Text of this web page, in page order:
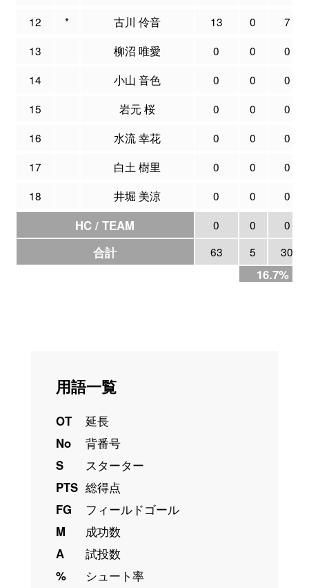
12 * 古川 伶音 13 0
7
13
柳沼 唯愛 0 0
0
14
小山 音色 0 0
0
15
岩元 桜 0 0
0
16
水流 幸花 0 0
0
17
白土 樹里 0 0
0
18
井堀 美涼 0 0 0
HC / TEAM 0 0 0
合計 63 5 30
16.7%
用語一覧
OT
延長
No
背番号
S
スターター
PTS 総得点
FG
フィールドゴール
M
成功数
A
試投数
%
シュート率